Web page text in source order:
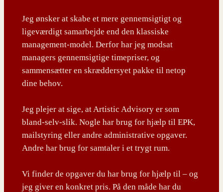
Jeg ønsker at skabe et mere gennemsigtigt og
ligeværdigt samarbejde end den klassiske
management-model. Derfor har jeg modsat
managers gennemsigtige timepriser, og
sammensætter en skræddersyet pakke til netop
dine behov.
Jeg plejer at sige, at Artistic Advisory er som
bland-selv-slik. Nogle har brug for hjælp til EPK,
mailstyring eller andre administrative opgaver.
Andre har brug for samtaler i et trygt rum.
Vi finder de opgaver du har brug for hjælp til – og
jeg giver en konkret pris. På den måde har du